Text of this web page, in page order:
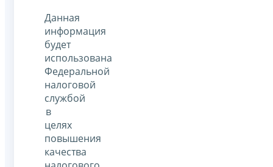
Данная
информация
будет
использована
Федеральной
налоговой
службой
в
целях
повышения
качества